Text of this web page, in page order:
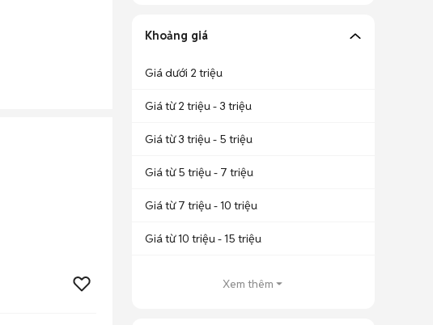
Khoảng giá
Giá dưới 2 triệu
Giá từ 2 triệu - 3 triệu
Giá từ 3 triệu - 5 triệu
Giá từ 5 triệu - 7 triệu
Giá từ 7 triệu - 10 triệu
Giá từ 10 triệu - 15 triệu
Xem thêm